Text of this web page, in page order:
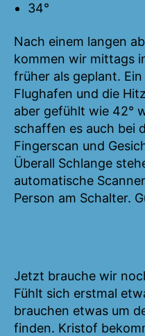
34°
Nach einem langen
kommen wir mittags
früher als geplant.
Flughafen und die
aber gefühlt wie 42°
schaffen es auch bei
Fingerscan und
Überall Schlange
automatische
Person am Schalter.
Jetzt brauche wir
Fühlt sich erstmal
brauchen etwas um
finden. Kristof